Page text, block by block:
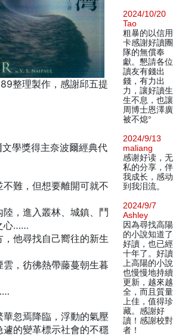
整理製作，感謝邱五提
學獎得主奈波爾經典代
不難，但想要離開可就不
，進入叢林、城鎮、鬥
心……
他尋找自己嚮往的新生
，彷彿熱帶藤蔓朝生暮
忽焉降臨，浮動的氣壓
遽的變革標示社會的不穩
2024/10/20
Tao
粗暴的以信用
卡感謝好讀團
隊的無償奉
獻。懇請各位
讀友有錢出
錢，有力出
力，讓好讀生
生不息，也讓
周博士恩澤廣
被不熄°
2024/9/13
maliang
感谢好读，无
私的分享，伴
我成长，感动
到我泪流。
2024/9/7
Ashley
因為尋找高陽
的小說知道了
好讀，也已經
十年了。好讀
上高陽的小說
也慢慢地持續
更新，越來越
全，而且質量
上佳，值得珍
藏。感謝好
讀！感謝校對
者！